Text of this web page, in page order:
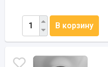
В корзину